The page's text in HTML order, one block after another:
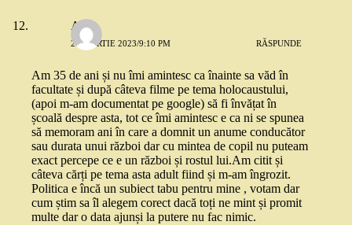
Alina
20 MARTIE 2023/9:10 PM RĂSPUNDE
Am 35 de ani și nu îmi amintesc ca înainte sa văd în
facultate și după câteva filme pe tema holocaustului,
(apoi m-am documentat pe google) să fi învățat în
școală despre asta, tot ce îmi amintesc e ca ni se spunea
să memoram ani în care a domnit un anume conducător
sau durata unui război dar cu mintea de copil nu puteam
exact percepe ce e un război și rostul lui.Am citit și
câteva cărți pe tema asta adult fiind și m-am îngrozit.
Politica e încă un subiect tabu pentru mine , votam dar
cum știm sa îl alegem corect dacă toți ne mint și promit
multe dar o data ajunși la putere nu fac nimic.